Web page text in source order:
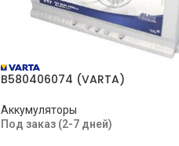
B580406074 (VARTA)
Аккумуляторы
Под заказ (2-7 дней)